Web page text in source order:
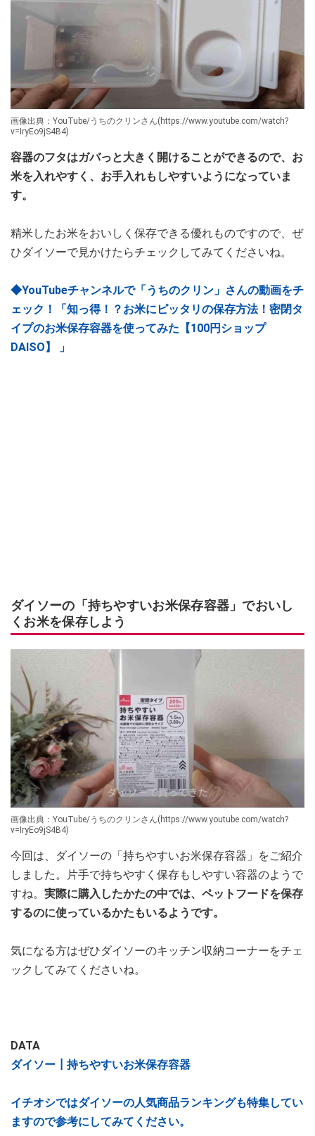
画像出典：YouTube/うちのクリンさん(https://www.youtube.com/watch?
v=IryEo9jS4B4)
容器のフタはガバっと大きく開けることができるので、お
米を入れやすく、お手入れもしやすいようになっていま
す。
精米したお米をおいしく保存できる優れものですので、ぜ
ひダイソーで見かけたらチェックしてみてくださいね。
◆YouTubeチャンネルで「うちのクリン」さんの動画をチ
ェック！「知っ得！？お米にピッタリの保存方法！密閉タ
イプのお米保存容器を使ってみた【100円ショップ
DAISO】 」
ダイソーの「持ちやすいお米保存容器」でおいし
くお米を保存しよう
画像出典：YouTube/うちのクリンさん(https://www.youtube.com/watch?
v=IryEo9jS4B4)
今回は、ダイソーの「持ちやすいお米保存容器」をご紹介
しました。片手で持ちやすく保存もしやすい容器のようで
すね。 実際に購入したかたの中では、ペットフードを保存
するのに使っているかたもいるようです。
気になる方はぜひダイソーのキッチン収納コーナーをチェ
ックしてみてくださいね。
DATA
ダイソー┃持ちやすいお米保存容器
イチオシではダイソーの人気商品ランキングも特集してい
ますので参考にしてみてください。